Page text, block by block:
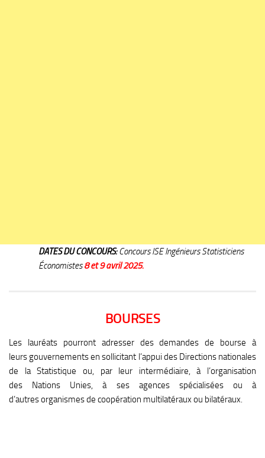
DATES DU CONCOURS:Concours ISE Ingénieurs Statisticiens
Économistes8 et 9 avril 2025.
BOURSES
Les lauréats pourront adresser des demandes de bourse à
leurs gouvernements en sollicitant l’appui des Directions nationales
de la Statistique ou, par leur intermédiaire, à l’organisation
des Nations Unies, à ses agences spécialisées ou à
d’autres organismes de coopération multilatéraux ou bilatéraux.